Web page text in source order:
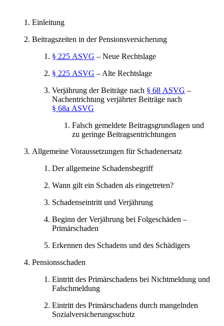
Einleitung
Beitragszeiten in der Pensionsversicherung
§ 225 ASVG – Neue Rechtslage
§ 225 ASVG – Alte Rechtslage
Verjährung der Beiträge nach § 68 ASVG –
Nachentrichtung verjährter Beiträge nach
§ 68a ASVG
Falsch gemeldete Beitragsgrundlagen und
zu geringe Beitragsentrichtungen
Allgemeine Voraussetzungen für Schadenersatz
Der allgemeine Schadensbegriff
Wann gilt ein Schaden als eingetreten?
Schadenseintritt und Verjährung
Beginn der Verjährung bei Folgeschäden –
Primärschaden
Erkennen des Schadens und des Schädigers
Pensionsschaden
Eintritt des Primärschadens bei Nichtmeldung und
Falschmeldung
Eintritt des Primärschadens durch mangelnden
Sozialversicherungsschutz